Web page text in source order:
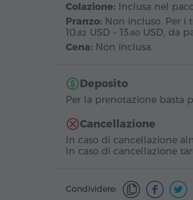
Colazione: Inclusa nel
Pranzo: Non incluso. Per i
10.82 USD – 13.60 USD, da
Cena: Non inclusa.
Deposito
Per la prenotazione basta
Cancellazione
In caso di cancellazione
In caso di cancellazione
Condividere: